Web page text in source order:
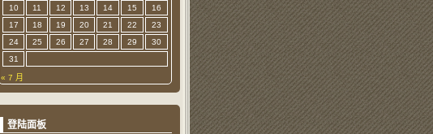
10
11 12 13 14 15
16
17
18 19 20 21 22
23
24
25 26 27 28 29
30
31
« 7 月
登陆面板